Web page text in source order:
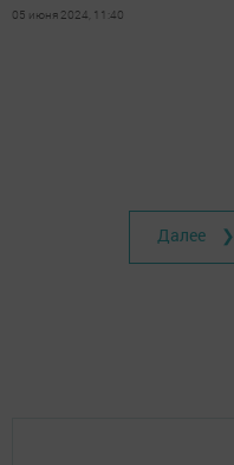
05 июня 2024, 11:40
Далее ❯